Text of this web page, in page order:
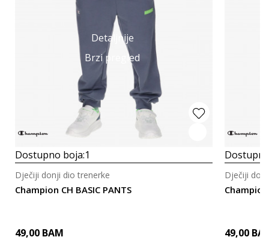
Detaljnije
Brzi pregled
Dostupno boja:1
Champion CH BASIC PANTS
Dječiji donji dio trenerke
49,00 BAM
Champion
Dječiji
49,00